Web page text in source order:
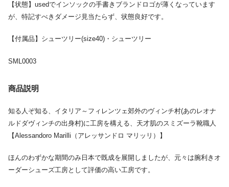
【状態】usedでインソックの手書きブランドロゴが薄くなっています
が、特記すべきダメージ見当たらず、状態良好です。
【付属品】シューツリー(size40)・シューツリー
SML0003
商品説明
知る人ぞ知る、イタリア～フィレンツェ郊外のヴィンチ村(あのレオナ
ルドダヴィンチの出身村)に工房を構える、天才肌のスミズーラ靴職人
【Alessandoro Marilli（アレッサンドロ マリッリ）】
ほんのわずかな期間のみ日本で既成を展開しましたが、元々は腕利きオ
ーダーシューズ工房として評価の高い工房です。